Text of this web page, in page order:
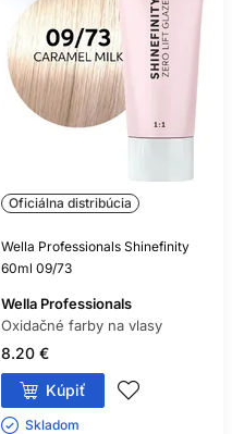
Oficiálna distribúcia
Wella Professionals Shinefinity
60ml 09/73
Wella Professionals
Oxidačné farby na vlasy
8.20 €
Kúpiť
Skladom ㅤ